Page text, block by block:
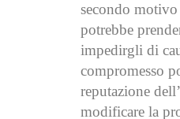
secondo motivo
potrebbe
impedirgli di
compromesso
reputazione
modificare la